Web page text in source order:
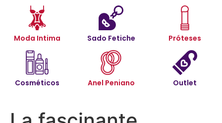
Moda Intima Sado Fetiche Próteses
Cosméticos Anel Peniano Outlet